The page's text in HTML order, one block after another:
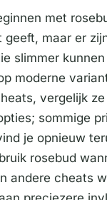
met
maar er
slimmer
moderne
vergelijk
sommige
je opnieuw
rosebud
andere cheats